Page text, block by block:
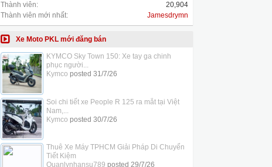
Thành viên:
20,904
Thành viên mới nhất:
Jamesdrymn
Xe Moto PKL mới đăng bán
KYMCO Sky Town 150: Xe tay ga chinh
phục người...
Kymco posted 31/7/26
Soi chi tiết xe People R 125 ra mắt tại Việt
Nam,...
Kymco posted 30/7/26
Thuê Xe Máy TPHCM Giải Pháp Di Chuyển
Tiết Kiệm
Quanlynhansu789 posted 29/7/26